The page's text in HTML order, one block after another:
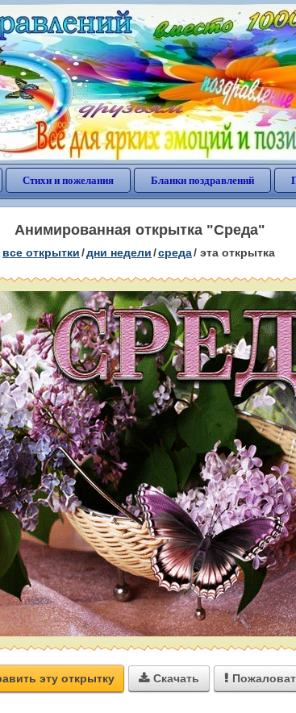
Стихи и пожелания Бланки поздравлений
Анимированная открытка "Среда"
все открытки/дни недели/среда/ эта открытка
эту открытку  Скачать 